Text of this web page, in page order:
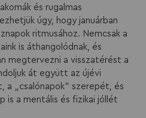
és rugalmas
úgy, hogy januárban
ritmusához. Nemcsak a
is áthangolódnak, és
megtervezni a visszatérést a
át együtt az újévi
a „csalónapok” szerepét, és
is a mentális és fizikai jóllét